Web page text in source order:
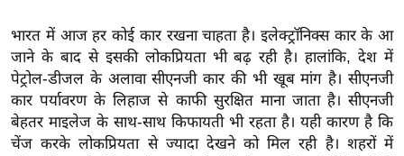
ग
त
वि
शे
ष
भारत में आज हर कोई कार रखना चाहता है। इलेक्ट्रॉनिक्स कार के आ
जाने के बाद से इसकी लोकप्रियता भी बढ़ रही है। हालांकि, देश में
पेट्रोल-डीजल के अलावा सीएनजी कार की भी खूब मांग है। सीएनजी
कार पर्यावरण के लिहाज से काफी सुरक्षित माना जाता है। सीएनजी
बेहतर माइलेज के साथ-साथ किफायती भी रहता है। यही कारण है कि
चेंज करके लोकप्रियता से ज्यादा देखने को मिल रही है। शहरों में